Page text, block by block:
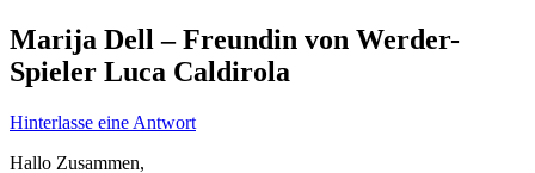
Marija Dell – Freundin von Werder-
Spieler Luca Caldirola
Hinterlasse eine Antwort
Hallo Zusammen,